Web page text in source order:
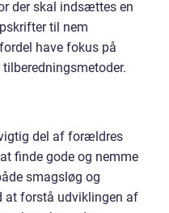
der skal indsættes en
til nem
have fokus på
del af forældres
finde gode og nemme
smagsløg og
at forstå udviklingen af